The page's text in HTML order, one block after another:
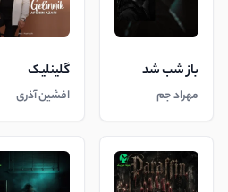
باز شب شد
مهراد جم
گلینلیک
افشین آذری